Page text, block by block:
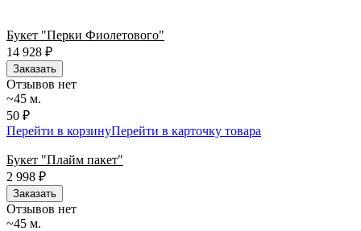
Букет "Перки Фиолетового"
14 928 ₽
Заказать
Отзывов нет
~45 м.
50 ₽
Перейти в корзинуПерейти в карточку товара
Букет "Плайм пакет"
2 998 ₽
Заказать
Отзывов нет
~45 м.